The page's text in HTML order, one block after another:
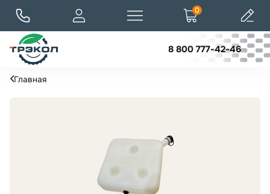
8 800 777-42-46
0
Главная